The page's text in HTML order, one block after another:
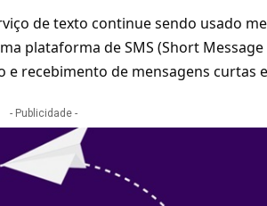
de texto continue sendo usado
plataforma de SMS (Short Message
e recebimento de mensagens curtas
- Publicidade -